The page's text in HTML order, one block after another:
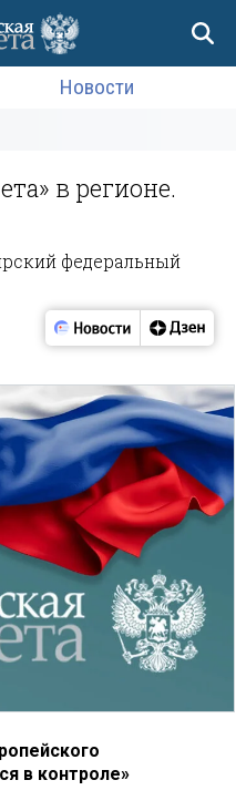
Новости
в регионе.
федеральный
в контроле»